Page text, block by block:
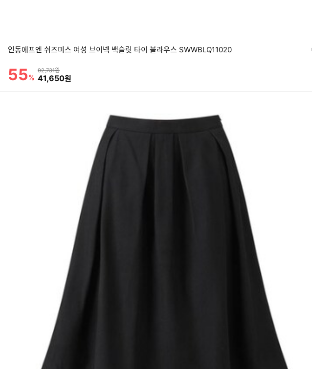
인동에프엔 쉬즈미스 여성 브이넥 백슬릿 타이 블라우스 SWWBLQ11020
할인률
55%
상품금액
92,731원
할인금액
41,650원